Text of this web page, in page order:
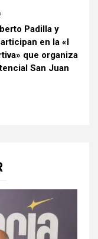
Padilla y
en la «I
que organiza
San Juan